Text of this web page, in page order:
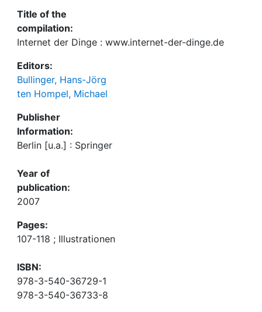
Title of the
compilation:
Internet der Dinge : www.internet-der-dinge.de
Editors:
Bullinger, Hans-Jörg
ten Hompel, Michael
Publisher
Information:
Berlin [u.a.] : Springer
Year of
publication:
2007
Pages:
107-118 ; Illustrationen
ISBN:
978-3-540-36729-1
978-3-540-36733-8